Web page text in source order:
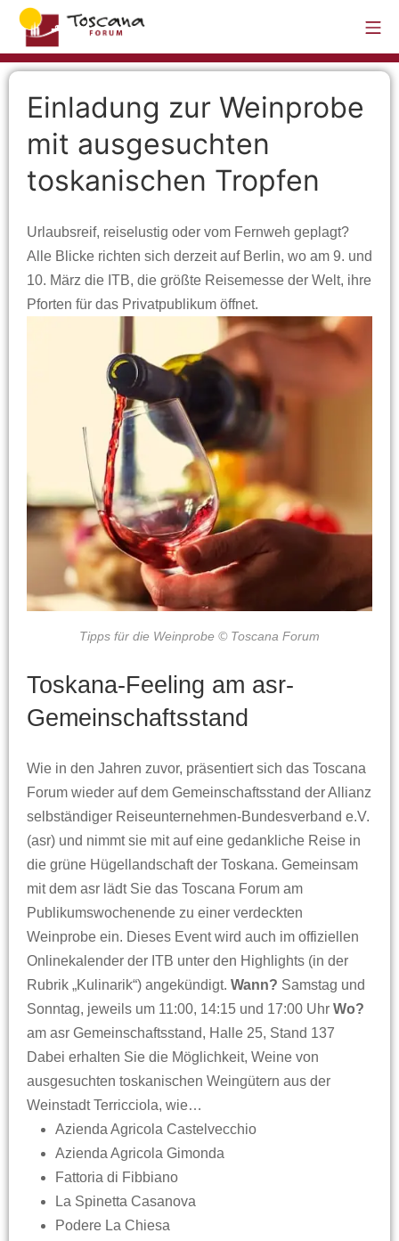
Einladung zur Weinprobe
mit ausgesuchten
toskanischen Tropfen
Urlaubsreif, reiselustig oder vom Fernweh geplagt?
Alle Blicke richten sich derzeit auf Berlin, wo am 9. und
10. März die ITB, die größte Reisemesse der Welt, ihre
Pforten für das Privatpublikum öffnet.
Tipps für die Weinprobe © Toscana Forum
Toskana-Feeling am asr-
Gemeinschaftsstand
Wie in den Jahren zuvor, präsentiert sich das Toscana
Forum wieder auf dem Gemeinschaftsstand der Allianz
selbständiger Reiseunternehmen-Bundesverband e.V.
(asr) und nimmt sie mit auf eine gedankliche Reise in
die grüne Hügellandschaft der Toskana. Gemeinsam
mit dem asr lädt Sie das Toscana Forum am
Publikumswochenende zu einer verdeckten
Weinprobe ein. Dieses Event wird auch im offiziellen
Onlinekalender der ITB unter den Highlights (in der
Rubrik „Kulinarik“) angekündigt. Wann? Samstag und
Sonntag, jeweils um 11:00, 14:15 und 17:00 Uhr Wo?
am asr Gemeinschaftsstand, Halle 25, Stand 137
Dabei erhalten Sie die Möglichkeit, Weine von
ausgesuchten toskanischen Weingütern aus der
Weinstadt Terricciola, wie…
Azienda Agricola Castelvecchio
Azienda Agricola Gimonda
Fattoria di Fibbiano
La Spinetta Casanova
Podere La Chiesa